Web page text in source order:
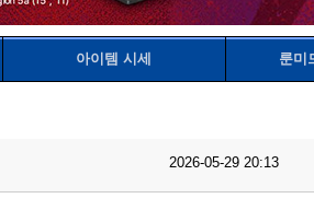
아이템 시세 룬미
2026-05-29 20:13